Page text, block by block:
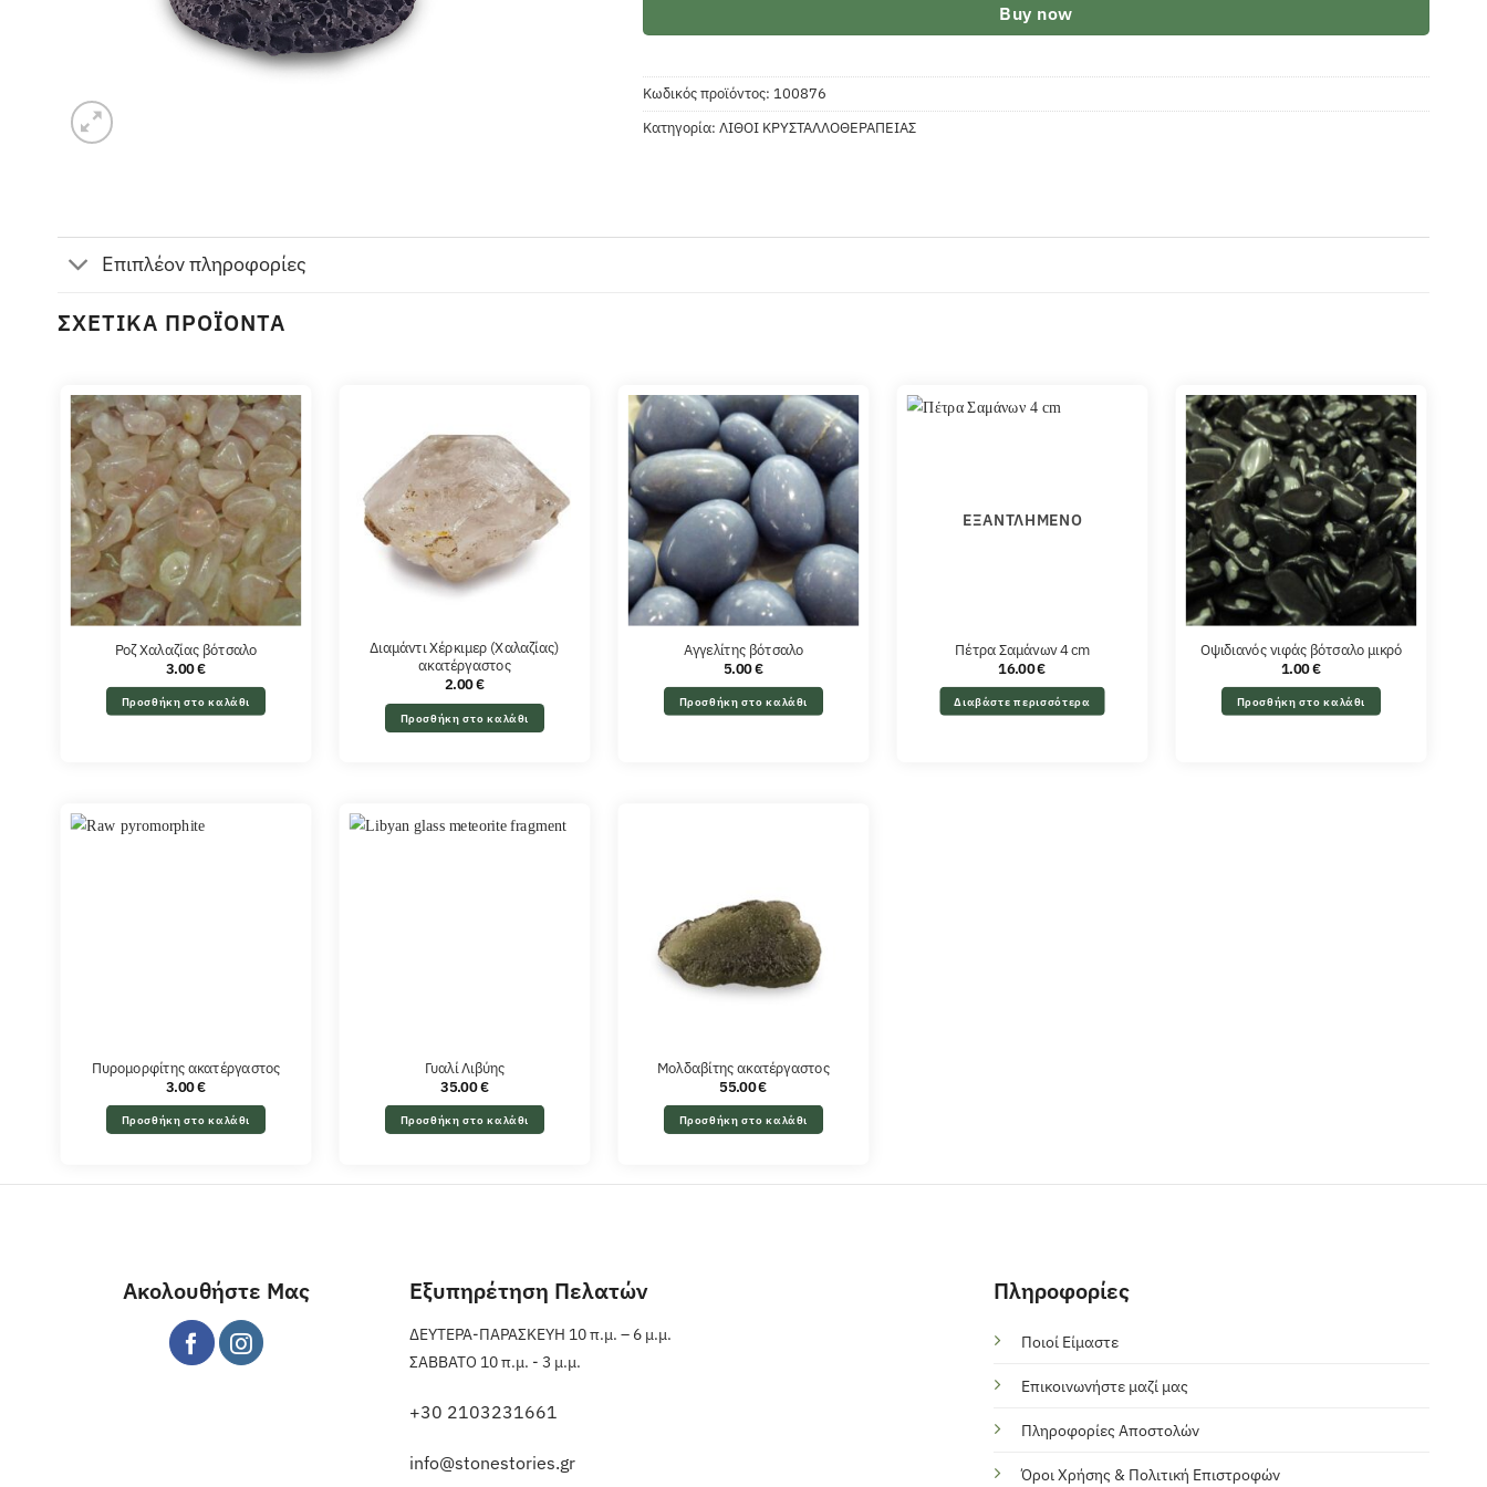
Buy now
Κωδικός προϊόντος: 100876
Κατηγορία:ΛΙΘΟΙ ΚΡΥΣΤΑΛΛΟΘΕΡΑΠΕΙΑΣ
Επιπλέον πληροφορίες
ΣΧΕΤΙΚΆ ΠΡΟΪΌΝΤΑ
Ροζ Χαλαζίας βότσαλο
3.00€
Προσθήκη στο καλάθι
Διαμάντι Χέρκιμερ (Χαλαζίας)
ακατέργαστος
2.00€
Προσθήκη στο καλάθι
Αγγελίτης βότσαλο
5.00€
Προσθήκη στο καλάθι
ΕΞΑΝΤΛΗΜΈΝΟ
Πέτρα Σαμάνων 4 cm
16.00€
Διαβάστε περισσότερα
Οψιδιανός νιφάς βότσαλο μικρό
1.00€
Προσθήκη στο καλάθι
Πυρομορφίτης ακατέργαστος
3.00€
Προσθήκη στο καλάθι
Γυαλί Λιβύης
35.00€
Προσθήκη στο καλάθι
Μολδαβίτης ακατέργαστος
55.00€
Προσθήκη στο καλάθι
Ακολουθήστε Μας Εξυπηρέτηση Πελατών
ΔΕΥΤΕΡΑ-ΠΑΡΑΣΚΕΥΗ 10 π.μ. – 6 μ.μ.
ΣΑΒΒΑΤΟ 10 π.μ. - 3 μ.μ.
+30 2103231661
info@stonestories.gr
Πληροφορίες
Ποιοί Είμαστε
Επικοινωνήστε μαζί μας
Πληροφορίες Αποστολών
Όροι Χρήσης & Πολιτική Επιστροφών